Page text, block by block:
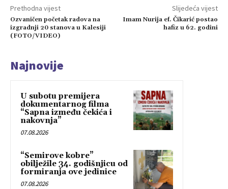
Prethodna vijest
Ozvaničen početak radova na
izgradnji 20 stanova u Kalesiji
(FOTO/VIDEO)
Slijedeća vijest
Imam Nurija ef. Čikarić postao
hafiz u 62. godini
Najnovije
U subotu premijera
dokumentarnog filma
“Sapna između čekića i
nakovnja”
07.08.2026
“Semirove kobre”
obilježile 34. godišnjicu od
formiranja ove jedinice
07.08.2026